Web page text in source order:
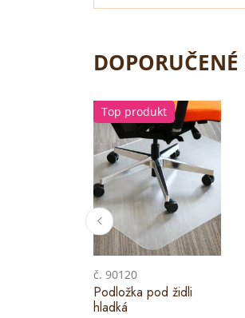
DOPORUČENÉ
Top produkt
č. 90120
Podložka pod židli
hladká